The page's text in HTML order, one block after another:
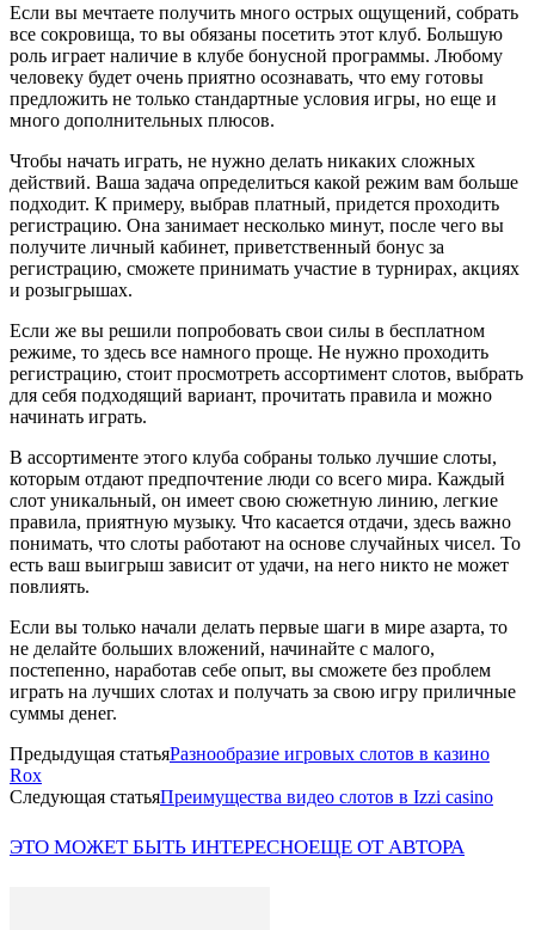
Если вы мечтаете получить много острых ощущений, собрать
все сокровища, то вы обязаны посетить этот клуб. Большую
роль играет наличие в клубе бонусной программы. Любому
человеку будет очень приятно осознавать, что ему готовы
предложить не только стандартные условия игры, но еще и
много дополнительных плюсов.
Чтобы начать играть, не нужно делать никаких сложных
действий. Ваша задача определиться какой режим вам больше
подходит. К примеру, выбрав платный, придется проходить
регистрацию. Она занимает несколько минут, после чего вы
получите личный кабинет, приветственный бонус за
регистрацию, сможете принимать участие в турнирах, акциях
и розыгрышах.
Если же вы решили попробовать свои силы в бесплатном
режиме, то здесь все намного проще. Не нужно проходить
регистрацию, стоит просмотреть ассортимент слотов, выбрать
для себя подходящий вариант, прочитать правила и можно
начинать играть.
В ассортименте этого клуба собраны только лучшие слоты,
которым отдают предпочтение люди со всего мира. Каждый
слот уникальный, он имеет свою сюжетную линию, легкие
правила, приятную музыку. Что касается отдачи, здесь важно
понимать, что слоты работают на основе случайных чисел. То
есть ваш выигрыш зависит от удачи, на него никто не может
повлиять.
Если вы только начали делать первые шаги в мире азарта, то
не делайте больших вложений, начинайте с малого,
постепенно, наработав себе опыт, вы сможете без проблем
играть на лучших слотах и получать за свою игру приличные
суммы денег.
Предыдущая статьяРазнообразие игровых слотов в казино
Rox
Следующая статьяПреимущества видео слотов в Izzi casino
ЭТО МОЖЕТ БЫТЬ ИНТЕРЕСНОЕЩЕ ОТ АВТОРА